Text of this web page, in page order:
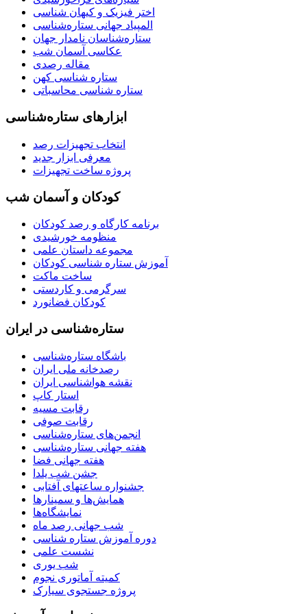
اختر فیزیک و کیهان شناسی
المپیاد جهانی ستاره‌شناسی
ستاره‌شناسان نامدار جهان
عکاسی آسمان شب
مقاله رصدی
ستاره شناسی کهن
ستاره شناسی محاسباتی
ابزارهای ستاره‌شناسی
انتخاب تجهیزات رصد
معرفی ابزار جدید
پروژه ساخت تجهیزات
کودکان و آسمان شب
برنامه‌ کارگاه و رصد کودکان
منظومه خورشیدی
مجموعه داستان علمی
آموزش ستاره شناسی کودکان
ساخت ماکت
سرگرمی و کاردستی
کودکان فضانورد
ستاره‌شناسی در ایران
باشگاه ستاره‌شناسی
رصدخانه ملی ایران
نقشه هواشناسی ایران
استار کاپ
رقابت مسیه
رقابت صوفی
انجمن‌های ستاره‌شناسی
هفته جهانی ستاره‌شناسی
هفته جهانی فضا
جشن شب یلدا
جشنواره ساعتهای آفتابی
همایش‌ها و سمینارها
نمایشگاه‌ها
شب جهانی رصد ماه
دوره آموزش ستاره شناسی
نشست علمی
شب یوری
کمیته آماتوری نجوم
پروژه جستجوی سیارک